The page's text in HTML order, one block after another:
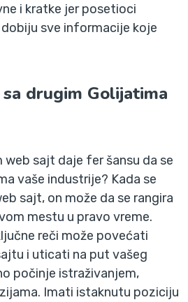
i kratke jer posetioci
sve informacije koje
drugim Golijatima
web sajt daje fer šansu da se
vaše industrije? Kada se
sajt, on može da se rangira
mestu u pravo vreme.
reči može povećati
i uticati na put vašeg
počinje istraživanjem,
Imati istaknutu poziciju